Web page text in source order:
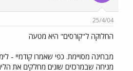
25/4/04
החלוקה ל"קורסים" היא מטעה
מבחינה מסויימת. כפי שאמרו קודמיי -
מניחה שבמרכזים שונים מחלקים את